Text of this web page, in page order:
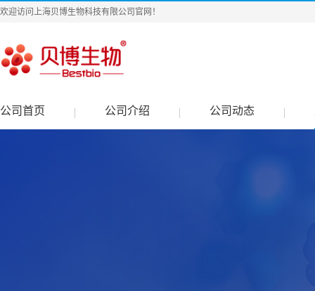
欢迎访问上海贝博生物科技有限公司官网！
公司首页 公司介绍 公司动态